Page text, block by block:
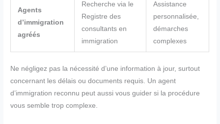
Agents
d’immigration
agréés
Recherche via le
Registre des
consultants en
immigration
Assistance
personnalisée,
démarches
complexes
Ne négligez pas la nécessité d’une information à jour, surtout
concernant les délais ou documents requis. Un agent
d’immigration reconnu peut aussi vous guider si la procédure
vous semble trop complexe.